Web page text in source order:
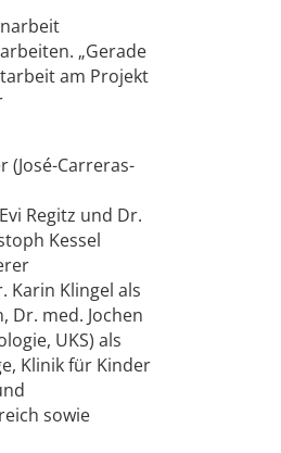
„Gerade
am Projekt
Carreras-
Regitz und Dr.
Kessel
Karin Klingel als
med. Jochen
UKS) als
Klinik für Kinder
sowie